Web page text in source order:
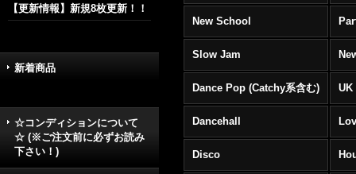
【更新情報】新規8枚更新！！
新着商品
☆コンディションについて
☆ (※ご注文前に必ずお読み
下さい！)
New School
Slow Jam
Dance Pop (Catchy系含む) UK
Dancehall
Disco